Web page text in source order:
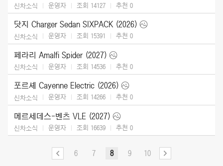
신차소식 운영자 조회 14127 추천 0
닷지 Charger Sedan SIXPACK (2026)
신차소식 운영자 조회 15391 추천 0
페라리 Amalfi Spider (2027)
신차소식 운영자 조회 14536 추천 0
포르셰 Cayenne Electric (2026)
신차소식 운영자 조회 14266 추천 0
메르세데스-벤츠 VLE (2027)
신차소식 운영자 조회 16639 추천 0
6 7 8 9 10